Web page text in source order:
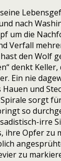
nach
um die
Verfall
den Wolf
denkt Keller,
Ein nie
und
sorgt
so
sadistisch-irre
ihre Opfer zu
zu